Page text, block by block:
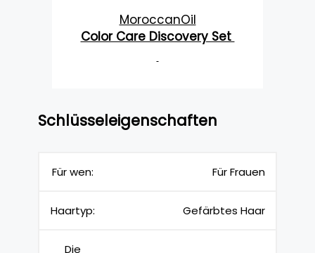
MoroccanOil
Color Care Discovery Set
Schlüsseleigenschaften
Für wen: Für Frauen
Haartyp: Gefärbtes Haar
Die